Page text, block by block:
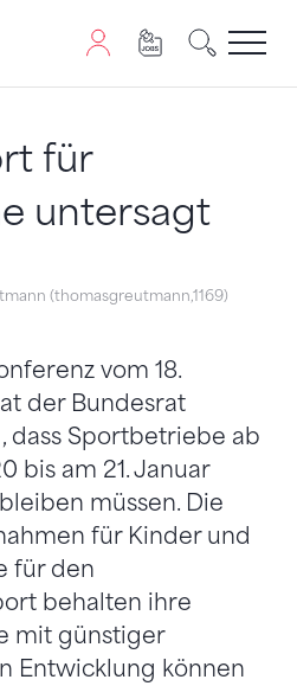
wird JavaScript benötigt.
für
untersagt
(thomasgreutmann,1169)
vom 18.
der Bundesrat
dass Sportbetriebe ab
bis am 21. Januar
müssen. Die
für Kinder und
für den
behalten ihre
mit günstiger
Entwicklung können